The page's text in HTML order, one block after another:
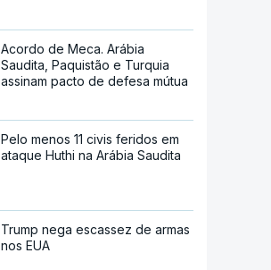
Acordo de Meca. Arábia
Saudita, Paquistão e Turquia
assinam pacto de defesa mútua
Pelo menos 11 civis feridos em
ataque Huthi na Arábia Saudita
Trump nega escassez de armas
nos EUA